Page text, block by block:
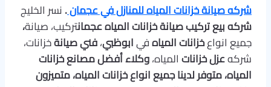
شركه صيانة خزانات المياه للمنازل في عجمان.نسر الخليج
شركهبيع تركيب صيانة خزانات المياه عجمانتركيب، صيانة،
جميع انواعخزانات المياهفيابوظبي،فني صيانةخزانات،
شركهعزل خزاناتالمياه،وكلاء أفضل مصانع خزانات
المياه، متوفر لدينا جميع انواع خزانات المياه، متميزون